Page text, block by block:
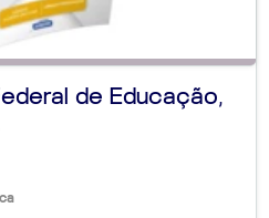
de Educação,